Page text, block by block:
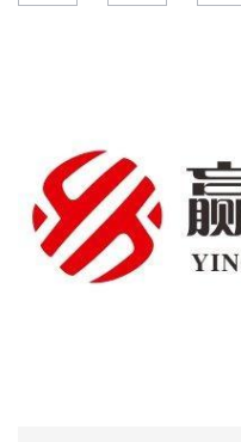
EXPOSICIÓN
ENTREVISTA